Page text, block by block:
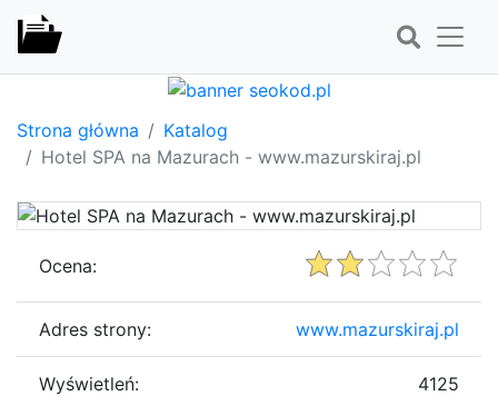
Strona główna
Katalog
Hotel SPA na Mazurach - www.mazurskiraj.pl
Ocena:
Adres strony: www.mazurskiraj.pl
Wyświetleń: 4125